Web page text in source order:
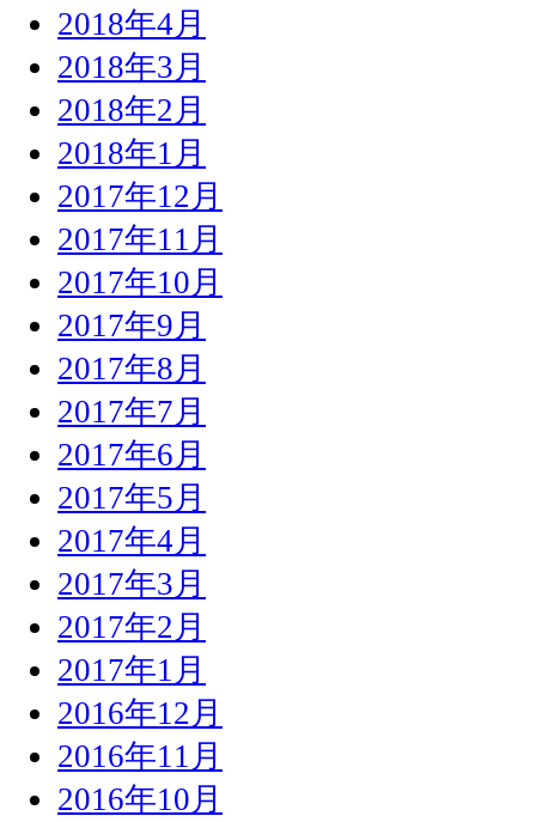
2018年4月
2018年3月
2018年2月
2018年1月
2017年12月
2017年11月
2017年10月
2017年9月
2017年8月
2017年7月
2017年6月
2017年5月
2017年4月
2017年3月
2017年2月
2017年1月
2016年12月
2016年11月
2016年10月